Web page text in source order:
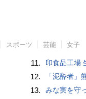
スポーツ 芸能 女子
11. 印食品工場
12. 「泥酔者」
13. みな実を守